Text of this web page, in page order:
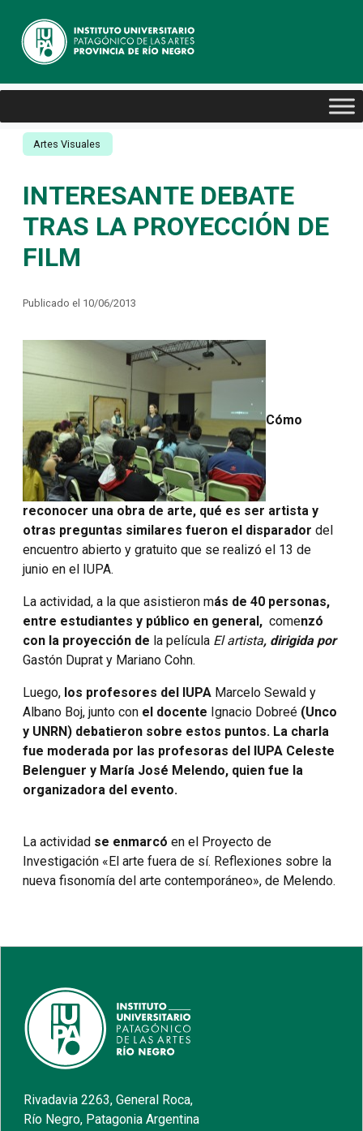
Artes Visuales
INTERESANTE DEBATE
TRAS LA PROYECCIÓN DE
FILM
Publicado el 10/06/2013
Cómo
reconocer una obra de arte, qué es ser artista y
otras preguntas similares fueron el disparador del
encuentro abierto y gratuito que se realizó el 13 de
junio en el IUPA.
La actividad, a la que asistieron más de 40 personas,
entre estudiantes y público en general, comenzó
con la proyección de la película El artista, dirigida por
Gastón Duprat y Mariano Cohn.
Luego, los profesores del IUPA Marcelo Sewald y
Albano Boj, junto con el docente Ignacio Dobreé (Unco
y UNRN) debatieron sobre estos puntos. La charla
fue moderada por las profesoras del IUPA Celeste
Belenguer y María José Melendo, quien fue la
organizadora del evento.
La actividad se enmarcó en el Proyecto de
Investigación «El arte fuera de sí. Reflexiones sobre la
nueva fisonomía del arte contemporáneo», de Melendo.
Rivadavia 2263, General Roca,
Río Negro, Patagonia Argentina